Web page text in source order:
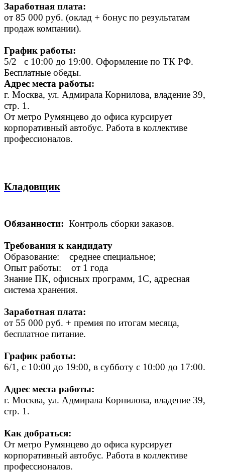
Заработная плата:
от 85 000 руб. (оклад + бонус по результатам
продаж компании).
График работы:
5/2 c 10:00 до 19:00. Оформление по ТК РФ.
Бесплатные обеды.
Адрес места работы:
г. Москва, ул. Адмирала Корнилова, владение 39,
стр. 1.
От метро Румянцево до офиса курсирует
корпоративный автобус. Работа в коллективе
профессионалов.
Кладовщик
Обязанности: Контроль сборки заказов.
Требования к кандидату
Образование: среднее специальное;
Опыт работы: от 1 года
Знание ПК, офисных программ, 1С, адресная
система хранения.
Заработная плата:
от 55 000 руб. + премия по итогам месяца,
бесплатное питание.
График работы:
6/1, с 10:00 до 19:00, в субботу с 10:00 до 17:00.
Адрес места работы:
г. Москва, ул. Адмирала Корнилова, владение 39,
стр. 1.
Как добраться:
От метро Румянцево до офиса курсирует
корпоративный автобус. Работа в коллективе
профессионалов.